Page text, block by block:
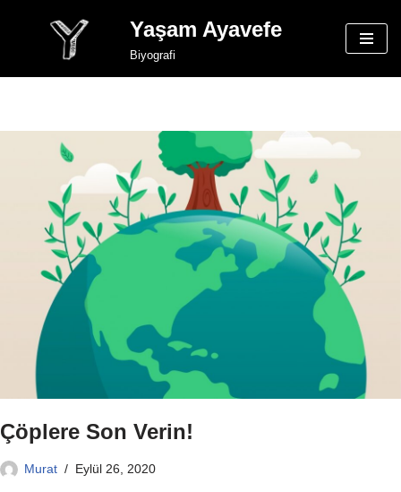
Yaşam Ayavefe
Biyografi
Çöplere Son Verin!
Murat Eylül 26, 2020